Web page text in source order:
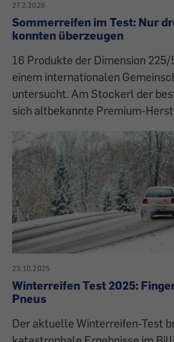
27.2.2026
Sommerreifen im Test: Nur
konnten überzeugen
16 Produkte der Dimension 225/
einem internationalen
untersucht. Am Stockerl der
sich altbekannte Premium-
23.10.2025
Winterreifen Test 2025:
Pneus
Der aktuelle Winterreifen-Test